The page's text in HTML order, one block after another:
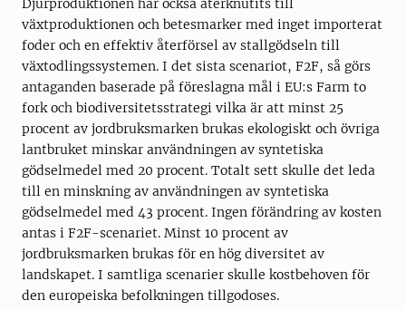
Djurproduktionen har också återknutits till
växtproduktionen och betesmarker med inget importerat
foder och en effektiv återförsel av stallgödseln till
växtodlingssystemen. I det sista scenariot, F2F, så görs
antaganden baserade på föreslagna mål i EU:s Farm to
fork och biodiversitetsstrategi vilka är att minst 25
procent av jordbruksmarken brukas ekologiskt och övriga
lantbruket minskar användningen av syntetiska
gödselmedel med 20 procent. Totalt sett skulle det leda
till en minskning av användningen av syntetiska
gödselmedel med 43 procent. Ingen förändring av kosten
antas i F2F-scenariet. Minst 10 procent av
jordbruksmarken brukas för en hög diversitet av
landskapet. I samtliga scenarier skulle kostbehoven för
den europeiska befolkningen tillgodoses.